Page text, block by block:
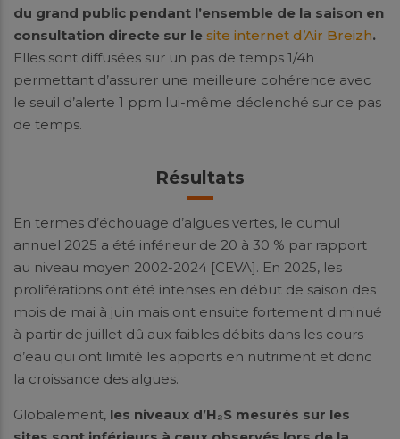
du grand public pendant l’ensemble de la saison en
consultation directe sur le site internet d’Air Breizh.
Elles sont diffusées sur un pas de temps 1/4h
permettant d’assurer une meilleure cohérence avec
le seuil d’alerte 1 ppm lui-même déclenché sur ce pas
de temps.
Résultats
En termes d’échouage d’algues vertes, le cumul
annuel 2025 a été inférieur de 20 à 30 % par rapport
au niveau moyen 2002-2024 [CEVA]. En 2025, les
proliférations ont été intenses en début de saison des
mois de mai à juin mais ont ensuite fortement diminué
à partir de juillet dû aux faibles débits dans les cours
d’eau qui ont limité les apports en nutriment et donc
la croissance des algues.
Globalement, les niveaux d’H₂S mesurés sur les